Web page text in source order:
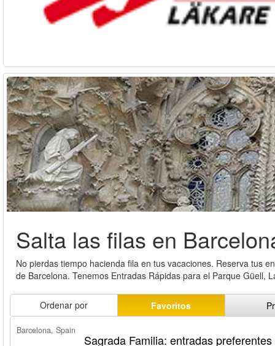
Salta las filas en
No pierdas tiempo hacienda fila en tus vacaciones. Reserva tus
de Barcelona. Tenemos Entradas Rápidas para el Parque Güell,
Ordenar por Favoritos
Barcelona, Spain
Sagrada Familia: entradas preferentes